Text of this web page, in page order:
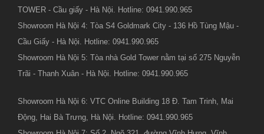
TOWER - Cầu giấy - Hà Nội. Hotline: 0941.990.965
Showroom Hà Nội 4: Tòa S4 Goldmark City - 136 Hồ Tùng Mậu -
Cầu Giấy - Hà Nội. Hotline: 0941.990.965
Showroom Hà Nội 5: Tòa nhà Gold Tower nằm tại số 275 Nguyễn
Trãi - Thanh Xuân - Hà Nội. Hotline: 0941.990.965
Showroom Hà Nội 6: VTC Online Building 18 Đ. Tam Trinh, Mai
Động, Hai Bà Trưng, Hà Nội. Hotline: 0941.990.965